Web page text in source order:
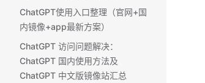
ChatGPT使用入口整理（官网+国
内镜像+app最新方案）
ChatGPT 访问问题解决：
ChatGPT 国内使用方法及
ChatGPT 中文版镜像站汇总